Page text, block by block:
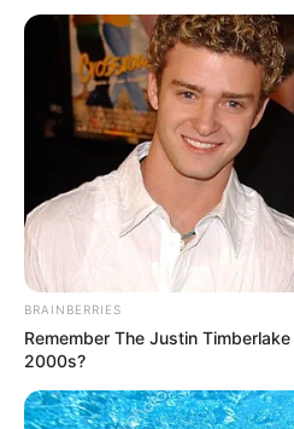
News
ΤΑ ΠΙΟ
BRAINBERRIES
Remember The Justin
2000s?